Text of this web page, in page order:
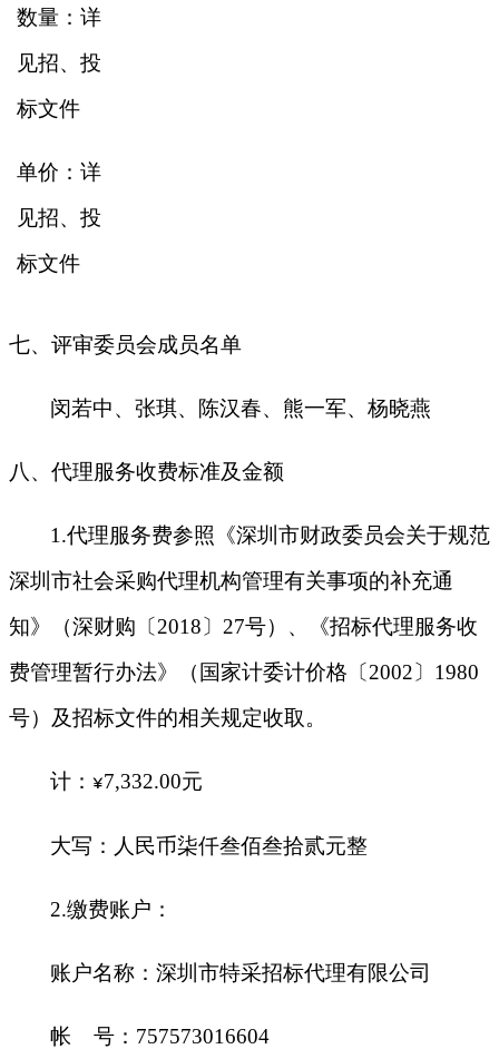
数量：详
见招、投
标文件
单价：详
见招、投
标文件
七、评审委员会成员名单
闵若中、张琪、陈汉春、熊一军、杨晓燕
八、代理服务收费标准及金额
1 .代理服务费参照《深圳市财政委员会关于规范
深圳市社会采购代理机构管理有关事项的补充通
知》（深财购〔2018〕27号）、《招标代理服务收
费管理暂行办法》（国家计委计价格〔2002〕1980
号）及招标文件的相关规定收取。
计： ¥7,332.00元
大写：人民币柒仟叁佰叁拾贰元整
2.缴费账户：
账户名称：深圳市特采招标代理有限公司
帐 号： 757573016604